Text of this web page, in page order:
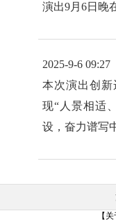
演出9月6日晚
2025-9-6 09:27
本次演出创新
现“人景相适
设，奋力谱写
【